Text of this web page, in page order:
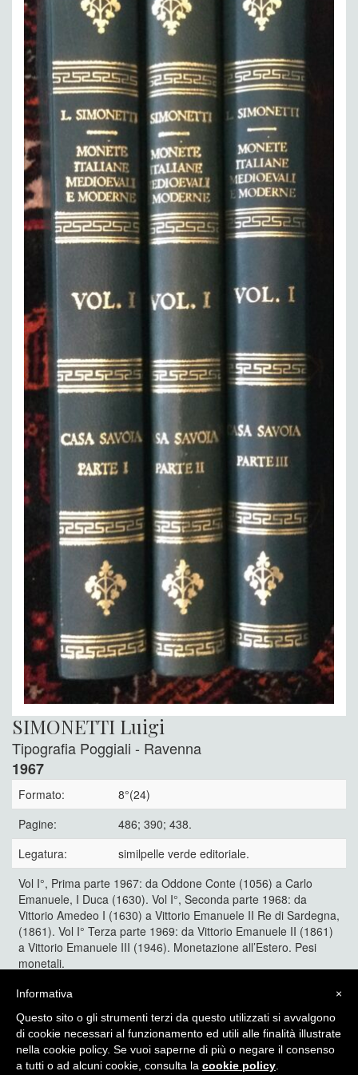
SIMONETTI Luigi
Tipografia Poggiali - Ravenna
1967
Formato:
8°(24)
Pagine:
486; 390; 438.
Legatura:
similpelle verde editoriale.
Vol I°, Prima parte 1967: da Oddone Conte (1056) a Carlo
Emanuele, I Duca (1630). Vol I°, Seconda parte 1968: da
Vittorio Amedeo I (1630) a Vittorio Emanuele II Re di Sardegna,
(1861). Vol I° Terza parte 1969: da Vittorio Emanuele II (1861)
a Vittorio Emanuele III (1946). Monetazione all’Estero. Pesi
monetali.
Stato di nuovo
150 €
×
Informativa
Questo sito o gli strumenti terzi da questo utilizzati si avvalgono
di cookie necessari al funzionamento ed utili alle finalità illustrate
nella cookie policy. Se vuoi saperne di più o negare il consenso
a tutti o ad alcuni cookie, consulta la cookie policy